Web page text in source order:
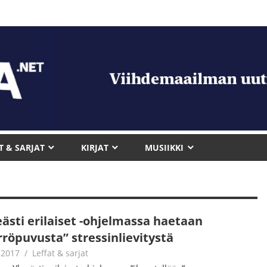
& SARJAT KIRJAT MUSIIKKI
erilaiset -ohjelmassa haetaan
stressinlievitystä
Juha Kaunisto
Leffat & sarjat